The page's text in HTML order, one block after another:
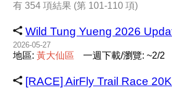
有 354 項結果 (第 101-110 項)
Wild Tung Yueng 2026
2026-05-27
地區:黃大仙區 一週下載/瀏覽: ~2/2
[RACE] AirFly Trail Race